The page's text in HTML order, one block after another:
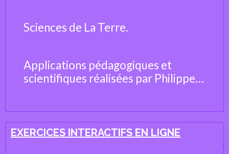
Sciences de La Terre.
Applications pédagogiques et
scientifiques réalisées par Philippe
EXERCICES INTERACTIFS EN LIGNE